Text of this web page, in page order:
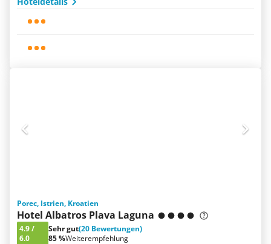
Porec, Istrien, Kroatien
Hotel Albatros Plava Laguna
4.9/
6.0
Sehr gut(20 Bewertungen)
85 %Weiterempfehlung